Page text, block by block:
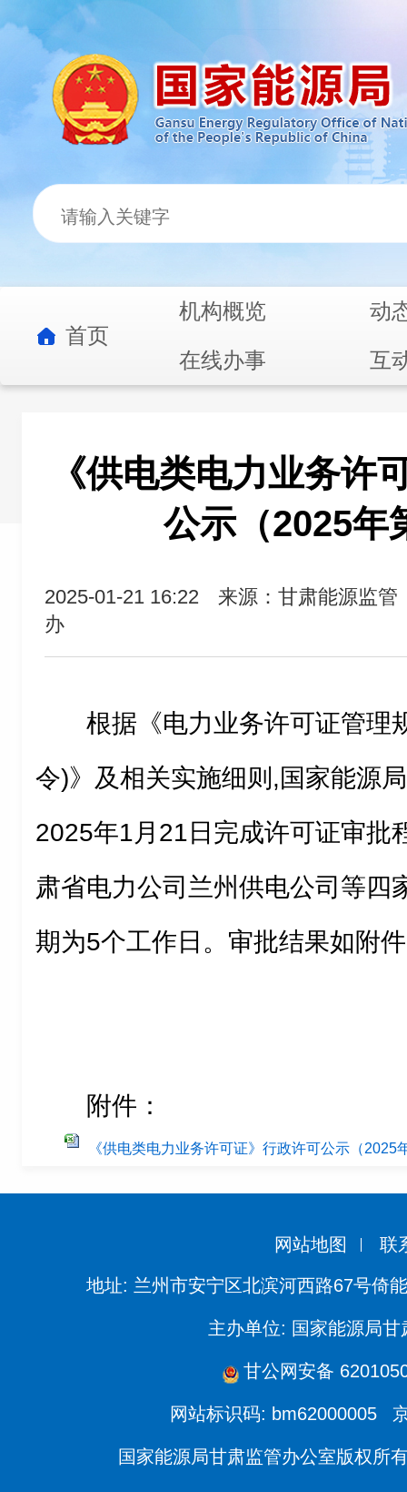
首页
机构概览
动
在线办事
互
《供电类电力业务许
公示（2025年
2025-01-21 16:22
来源：甘肃能源监管
办
根据《电力业务许可证管理
令)》及相关实施细则,国家能源
2025年1月21日完成许可证审批
肃省电力公司兰州供电公司等四
期为5个工作日。审批结果如附
附件：
《供电类电力业务许可证》行政许可公示（2025
网站地图 联
地址: 兰州市安宁区北滨河西路67号倚
主办单位: 国家能源局甘
甘公网安备
网站标识码: bm62000005
国家能源局甘肃监管办公室版权所